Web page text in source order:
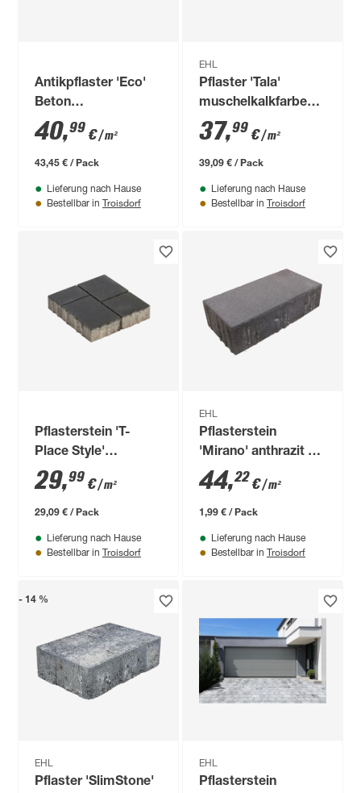
Antikpflaster 'Eco'
Beton
muschelkalkfarben
125 x 84 x 8 cm
40,99 €/ m²
43,45 € / Pack
Lieferung nach Hause
Bestellbar in Troisdorf
EHL
Pflaster 'Tala'
muschelkalkfarben 8
cm
37,99 €/ m²
39,09 € / Pack
Lieferung nach Hause
Bestellbar in Troisdorf
Pflasterstein 'T-
Place Style'
basaltfarben 114 x
82 x 6 cm
29,99 €/ m²
29,09 € / Pack
Lieferung nach Hause
Bestellbar in Troisdorf
EHL
Pflasterstein
'Mirano' anthrazit 15
x 30 x 8 cm
44,22€/ m²
1,99 € / Pack
Lieferung nach Hause
Bestellbar in Troisdorf
- 14 %
EHL
Pflaster 'SlimStone'
EHL
Pflasterstein